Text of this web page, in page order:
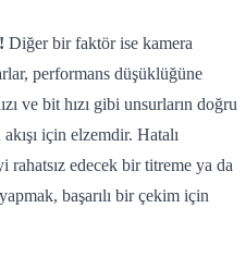
Diğer bir faktör ise kamera
performans düşüklüğüne
ve bit hızı gibi unsurların doğru
için elzemdir. Hatalı
edecek bir titreme ya da
başarılı bir çekim için